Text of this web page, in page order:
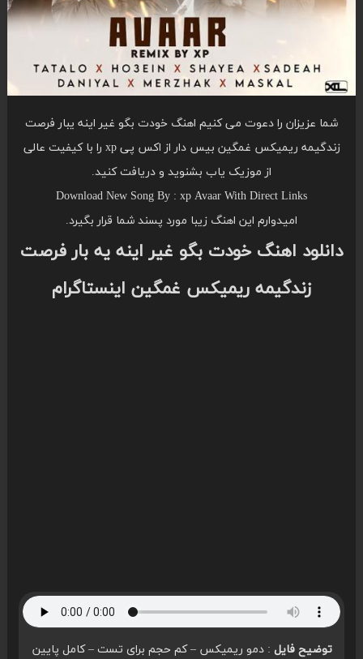
شما عزیزان را دعوت می کنیم اهنگ خودت بگو غیر اینه یبار فرصت
زندگیمه ریمیکس غمگین بیس دار از اکس پی xp را با کیفیت عالی
از موزیک یاب بشنوید و دریافت کنید.
Download New Song By : xp Avaar With Direct Links
امیدوارم این اهنگ زیبا مورد پسند شما قرار بگیرد.
دانلود اهنگ خودت بگو غیر اینه یه بار فرصت
زندگیمه ریمیکس غمگین اینستاگرام
توضیح فایل: دمو ریمیکس – کم حجم برای تست – کامل پایین